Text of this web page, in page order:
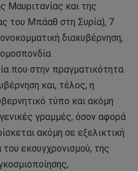
Μαυριτανίας και της
του Μπάαθ στη Συρία), 7
διακυβέρνηση,
που στην πραγματικότητα
και, τέλος, η
τύπο και ακόμη
γραμμές, όσον αφορά
ακόμη σε εξελικτική
εκσυγχρονισμού, της